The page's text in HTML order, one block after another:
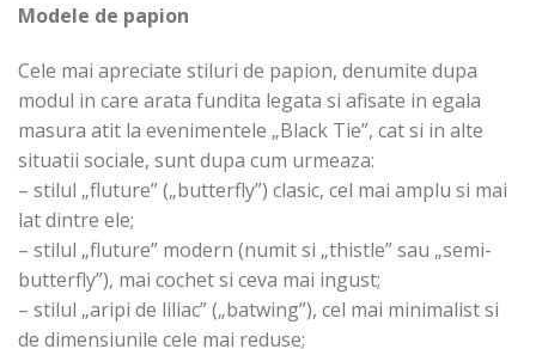
Modele de papion
Cele mai apreciate stiluri de papion, denumite dupa
modul in care arata fundita legata si afisate in egala
masura atit la evenimentele „Black Tie”, cat si in alte
situatii sociale, sunt dupa cum urmeaza:
– stilul „fluture” („butterfly”) clasic, cel mai amplu si mai
lat dintre ele;
– stilul „fluture” modern (numit si „thistle” sau „semi-
butterfly”), mai cochet si ceva mai ingust;
– stilul „aripi de liliac” („batwing”), cel mai minimalist si
de dimensiunile cele mai reduse;